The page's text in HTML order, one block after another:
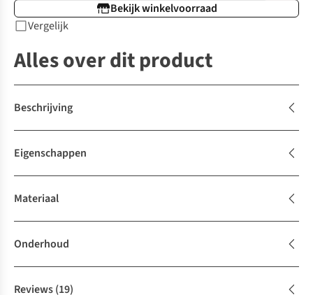
Bekijk winkelvoorraad
Vergelijk
Alles over dit product
Beschrijving
Eigenschappen
Materiaal
Onderhoud
Reviews(19)